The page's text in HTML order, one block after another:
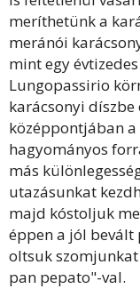
meríthetünk a
meránói
mint egy
Lungopassirio
karácsonyi
középpontjában
hagyományos
más
utazásunkat
majd kóstoljuk
éppen a jól
oltsuk
pan pepato"-val.